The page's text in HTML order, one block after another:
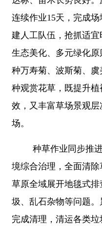
连续作业15天，完成
建人工队伍，抢抓适
生态美化、多元绿化
种万寿菊、波斯菊、
种观赏花草，既提升
效，又丰富草场景观
场。
种草作业同步推
境综合治理，全面清
草原全域展开地毯式
圾、乱石杂物等问题。
完成清理，清运各类垃